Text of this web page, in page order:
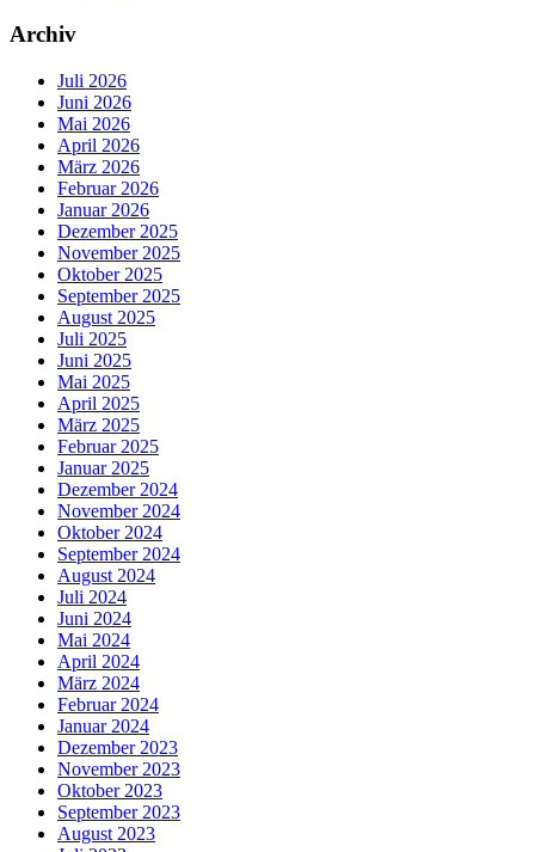
Archiv
Juli 2026
Juni 2026
Mai 2026
April 2026
März 2026
Februar 2026
Januar 2026
Dezember 2025
November 2025
Oktober 2025
September 2025
August 2025
Juli 2025
Juni 2025
Mai 2025
April 2025
März 2025
Februar 2025
Januar 2025
Dezember 2024
November 2024
Oktober 2024
September 2024
August 2024
Juli 2024
Juni 2024
Mai 2024
April 2024
März 2024
Februar 2024
Januar 2024
Dezember 2023
November 2023
Oktober 2023
September 2023
August 2023